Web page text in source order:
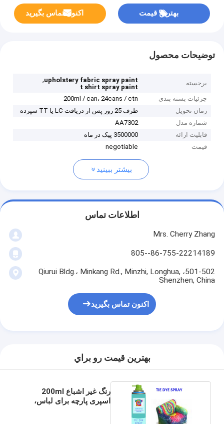
بهترین قیمت اکنون تماس بگیرید
توضیحات محصول
برجسته upholstery fabric spray paint
,
t shirt spray paint
جزئیات بسته بندی
200ml / can، 24cans / ctn
زمان تحویل
ظرف 25 روز پس از دریافت LC یا TT سپرده
شماره مدل
AA7302
قابلیت ارائه
3500000 پیک در ماه
قیمت
negotiable
بیشتر ببینید
اطلاعات تماس
Mrs. Cherry Zhang
86-755-22214189--805
501-502، Qiurui Bldg.، Minkang Rd., Minzhi, Longhua,
Shenzhen, China
اکنون تماس بگیرید
بهترين قيمت رو براي
رنگ غیر اشباع 200ml
اسپری پارچه برای لباس،